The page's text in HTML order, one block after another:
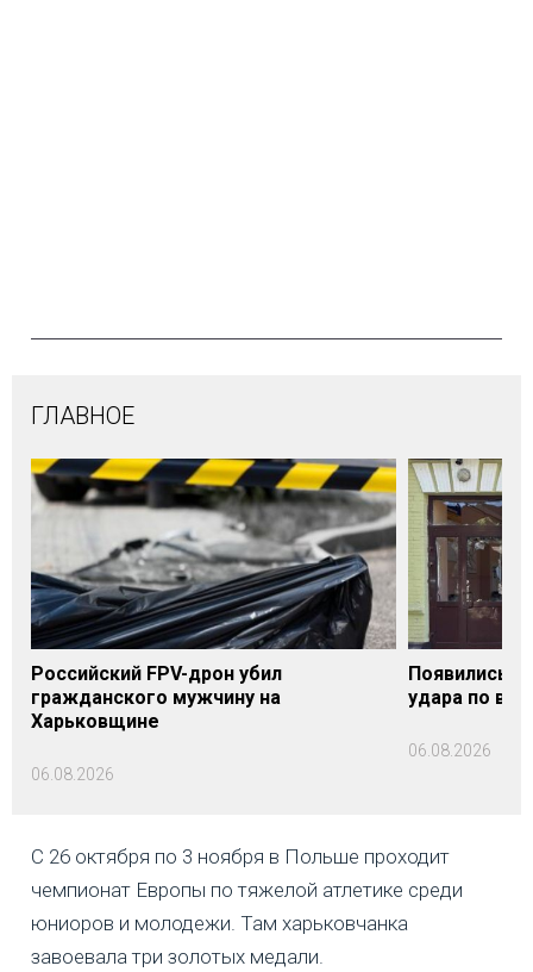
ГЛАВНОЕ
Российский FPV-дрон убил
гражданского мужчину на
Харьковщине
06.08.2026
Появились
удара по
06.08.2026
С 26 октября по 3 ноября в Польше проходит
чемпионат Европы по тяжелой атлетике среди
юниоров и молодежи. Там харьковчанка
завоевала три золотых медали.